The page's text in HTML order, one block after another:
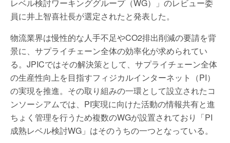
レベル検討ワーキンググループ（WG）」のレビュー委
員に井上智喜社長が選定されたと発表した。
物流業界は慢性的な人手不足やCO2排出削減の要請を背
景に、サプライチェーン全体の効率化が求められてい
る。JPICではその解決策として、サプライチェーン全体
の生産性向上を目指すフィジカルインターネット（PI）
の実現を推進。その取り組みの一環として設立されたコ
ンソーシアムでは、PI実現に向けた活動の情報共有と進
ちょく管理を行うため複数のWGが設置されており「PI
成熟レベル検討WG」はそのうちの一つとなっている。